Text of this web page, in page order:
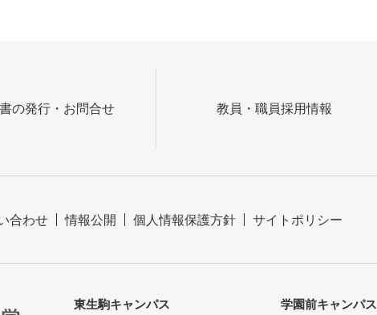
の発行・お問合せ 教員・職員採用情報
合わせ 情報公開 個人情報保護方針 サイトポリシー
東生駒キャンパス 学園前キャンパス